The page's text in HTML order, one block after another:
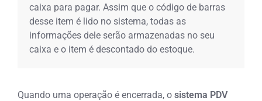
caixa para pagar. Assim que o código de barras
desse item é lido no sistema, todas as
informações dele serão armazenadas no seu
caixa e o item é descontado do estoque.
Quando uma operação é encerrada, osistema PDV